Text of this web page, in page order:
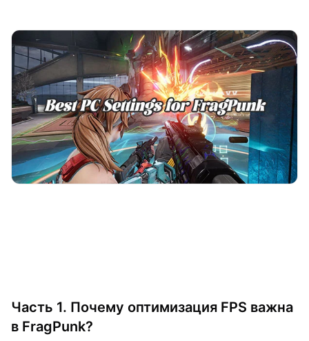
Часть 1. Почему оптимизация FPS важна
в FragPunk?